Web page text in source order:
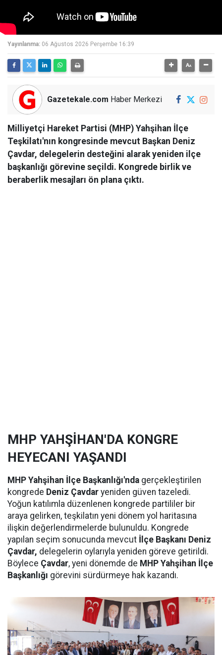
Yayınlanma: 06 Ağustos 2026 Perşembe 16:39
Gazetekale.com Haber Merkezi
Milliyetçi Hareket Partisi (MHP) Yahşihan İlçe
Teşkilatı'nın kongresinde mevcut Başkan Deniz
Çavdar, delegelerin desteğini alarak yeniden ilçe
başkanlığı görevine seçildi. Kongrede birlik ve
beraberlik mesajları ön plana çıktı.
MHP YAHŞİHAN'DA KONGRE
HEYECANI YAŞANDI
MHP Yahşihan İlçe Başkanlığı'nda gerçekleştirilen
kongrede Deniz Çavdar yeniden güven tazeledi.
Yoğun katılımla düzenlenen kongrede partililer bir
araya gelirken, teşkilatın yeni dönem yol haritasına
ilişkin değerlendirmelerde bulunuldu. Kongrede
yapılan seçim sonucunda mevcut İlçe Başkanı Deniz
Çavdar, delegelerin oylarıyla yeniden göreve getirildi.
Böylece Çavdar, yeni dönemde de MHP Yahşihan İlçe
Başkanlığı görevini sürdürmeye hak kazandı.